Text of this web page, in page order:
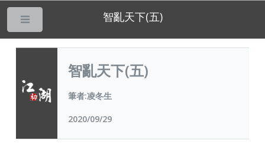
智亂天下(五)
智亂天下(五)
筆者:凌冬生
2020/09/29